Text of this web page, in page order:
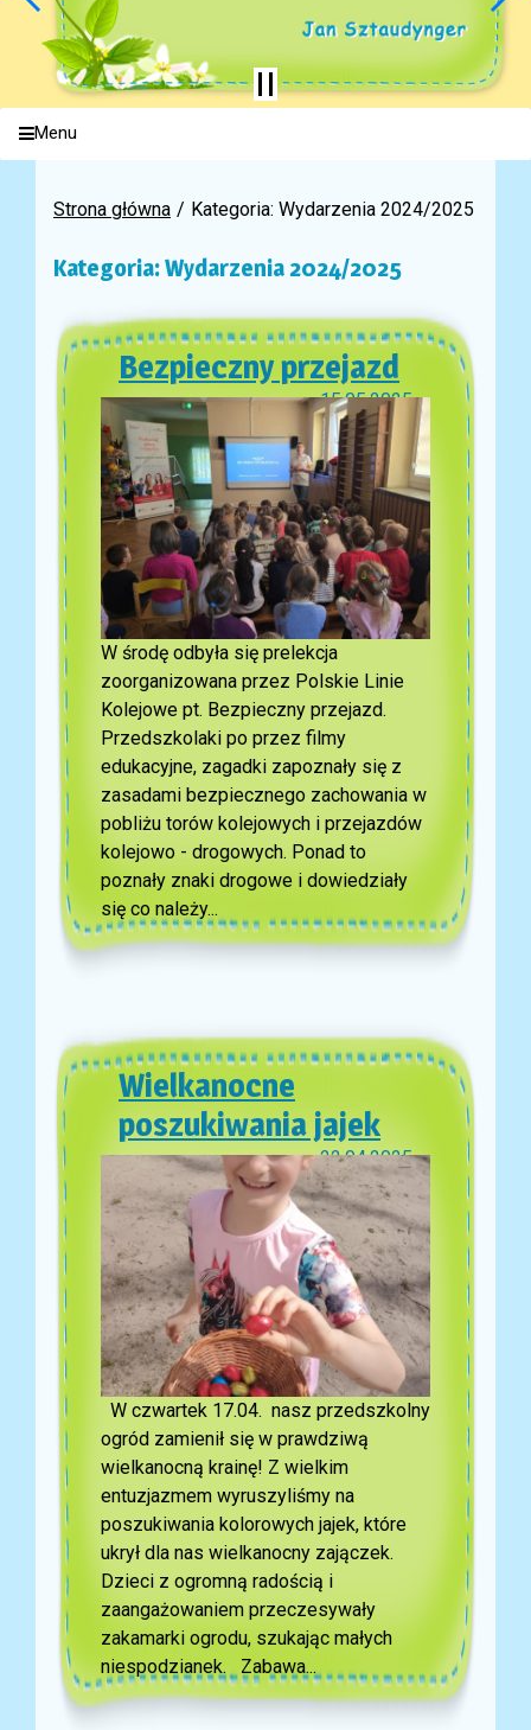
Menu
Strona główna Kategoria: Wydarzenia 2024/2025
Kategoria: Wydarzenia 2024/2025
Bezpieczny przejazd
15.05.2025
W środę odbyła się prelekcja
zoorganizowana przez Polskie Linie
Kolejowe pt. Bezpieczny przejazd.
Przedszkolaki po przez filmy
edukacyjne, zagadki zapoznały się z
zasadami bezpiecznego zachowania w
pobliżu torów kolejowych i przejazdów
kolejowo - drogowych. Ponad to
poznały znaki drogowe i dowiedziały
się co należy...
Wielkanocne
poszukiwania jajek
22.04.2025
W czwartek 17.04. nasz przedszkolny
ogród zamienił się w prawdziwą
wielkanocną krainę! Z wielkim
entuzjazmem wyruszyliśmy na
poszukiwania kolorowych jajek, które
ukrył dla nas wielkanocny zajączek.
Dzieci z ogromną radością i
zaangażowaniem przeczesywały
zakamarki ogrodu, szukając małych
niespodzianek. Zabawa...